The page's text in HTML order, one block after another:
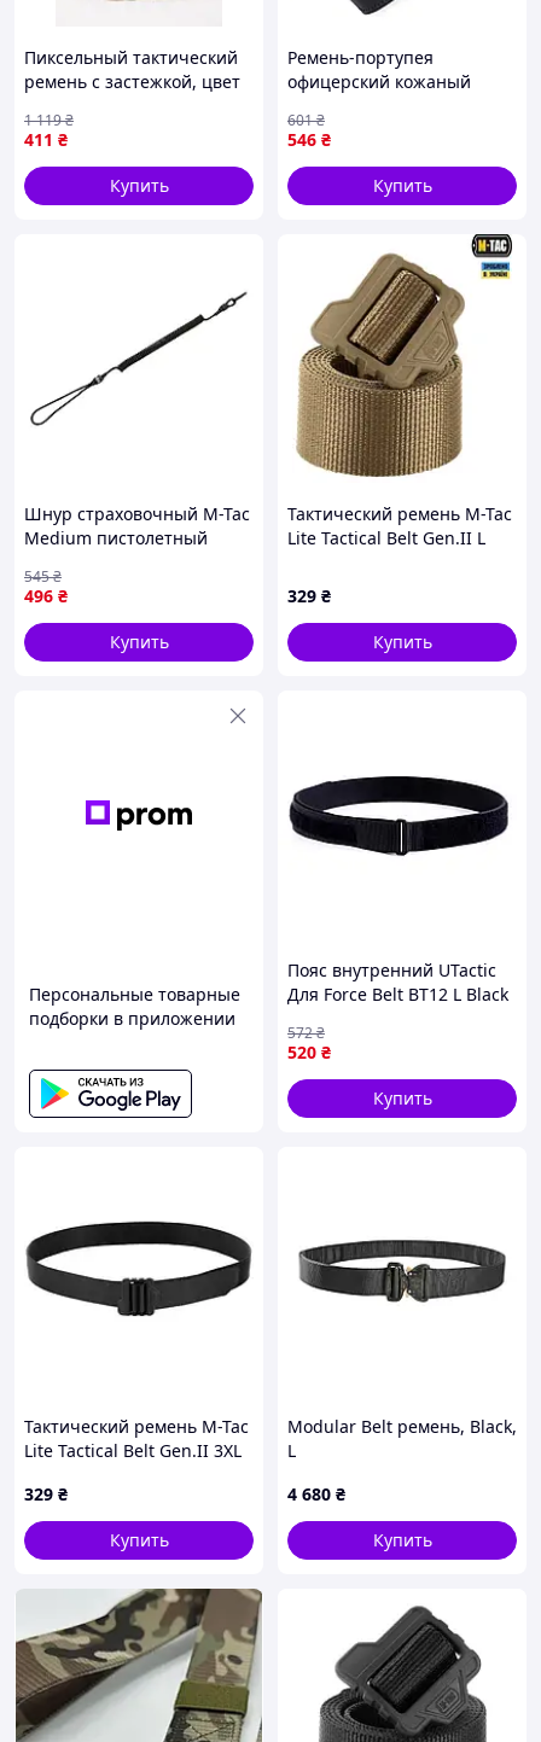
Пиксельный тактический
ремень с застежкой, цвет
411 ₴
1 119₴
Купить
Ремень-портупея
офицерский кожаный
50 мм 1 [n-KL-1]
546 ₴
601₴
Купить
Шнур страховочный M-Tac
Medium пистолетный
спиральный {5143-piho}
496 ₴
545₴
Купить
Тактический ремень M-Tac
Lite Tactical Belt Gen.II L
329 ₴
Купить
Персональные товарные
подборки в приложении
Пояс внутренний UTactic
Для Force Belt BT12 L Black
520 ₴
572₴
Купить
Тактический ремень M-Tac
Lite Tactical Belt Gen.II 3XL
329 ₴
Купить
Modular Belt ремень, Black,
L
4 680 ₴
Купить